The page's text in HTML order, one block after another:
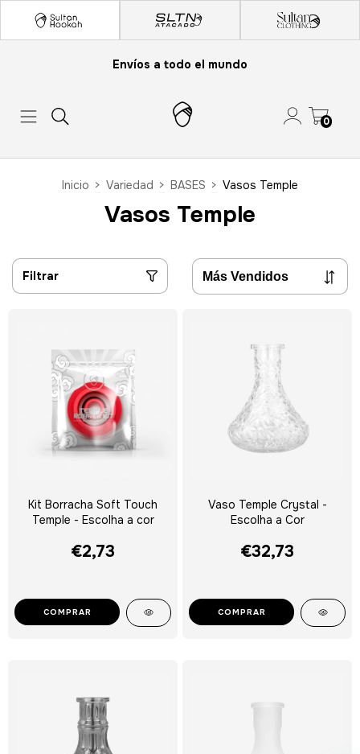
Envíos a todo el mundo
0
Inicio > Variedad > BASES > Vasos Temple
Vasos Temple
Filtrar
Kit Borracha Soft Touch
Temple - Escolha a cor
€2,73
COMPRAR
Vaso Temple Crystal -
Escolha a Cor
€32,73
COMPRAR